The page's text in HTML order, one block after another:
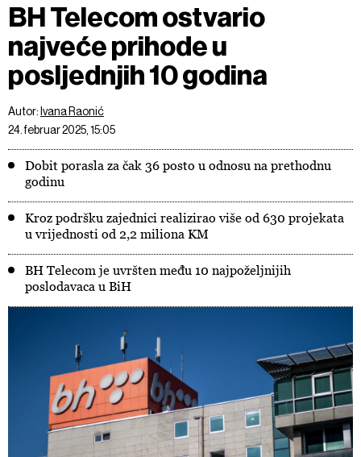
BH Telecom ostvario
najveće prihode u
posljednjih 10 godina
Autor: Ivana Raonić
24. februar 2025, 15:05
Dobit porasla za čak 36 posto u odnosu na prethodnu
godinu
Kroz podršku zajednici realizirao više od 630 projekata
u vrijednosti od 2,2 miliona KM
BH Telecom je uvršten među 10 najpoželjnijih
poslodavaca u BiH